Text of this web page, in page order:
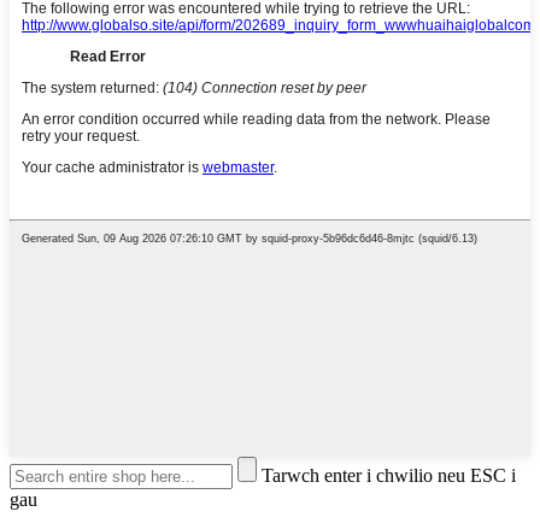
Tarwch enter i chwilio neu ESC i
gau